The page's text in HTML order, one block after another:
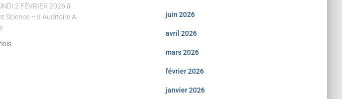
2 FÉVRIER 2026 à
Science – II Auditoire A-
juin 2026
avril 2026
mars 2026
février 2026
janvier 2026